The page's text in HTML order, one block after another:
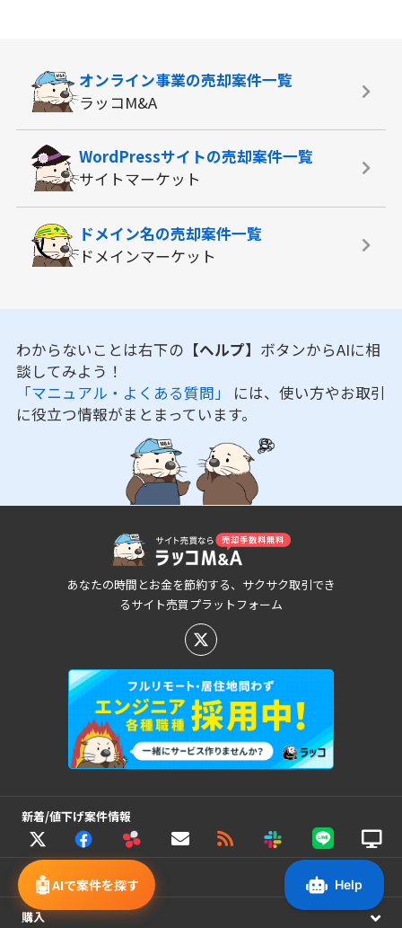
🤖AIで案件を探す
オンライン事業の売却案件一覧
ラッコM&A
WordPressサイトの売却案件一覧
サイトマーケット
ドメイン名の売却案件一覧
ドメインマーケット
わからないことは右下の 【ヘルプ】 ボタンからAIに相
談してみよう！
「マニュアル・よくある質問」 には、使い方やお取引
に役立つ情報がまとまっています。
あなたの時間とお金を節約する、サクサク取引でき
るサイト売買プラットフォーム
新着/値下げ案件情報
売却
購入